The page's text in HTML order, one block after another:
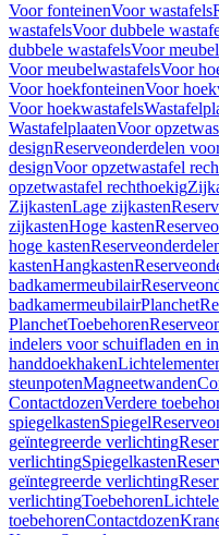
Voor fonteinenVoor wastafels
wastafelsVoor dubbele
dubbele wastafelsVoor
Voor meubelwastafelsVoor
Voor hoekfonteinenVoor
Voor hoekwastafels
WastafelplaatenVoor
designReserveonderdelen
designVoor opzetwastafel
opzetwastafel rechthoekig
ZijkastenLage zijkasten
zijkastenHoge kasten
hoge kasten
kastenHangkasten
badkamermeubilair
badkamermeubilairPlanchet
PlanchetToebehoren
indelers voor schuifladen en
handdoekhaken
steunpotenMagneetwanden
ContactdozenVerdere
spiegelkastenSpiegel
geïntegreerde verlichting
verlichtingSpiegelkasten
geïntegreerde verlichting
verlichtingToebehoren
toebehorenContactdozen